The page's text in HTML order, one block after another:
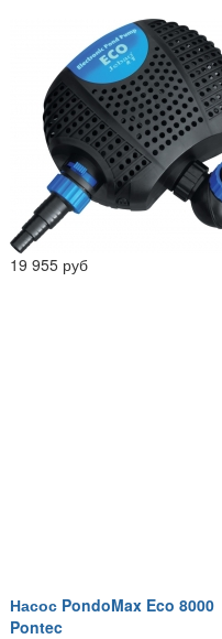
19 955 руб
Насос PondoMax Eco 8000
Pontec